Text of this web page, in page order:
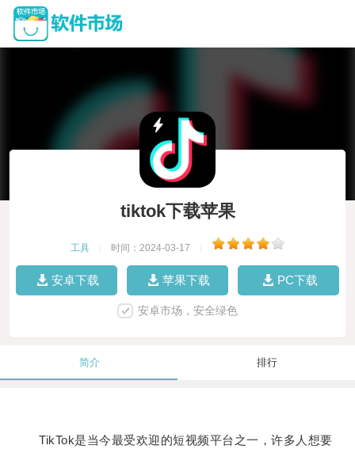
tiktok下载苹果
工具 时间：2024-03-17
安卓下载 苹果下载 PC下载
安卓市场，安全绿色
简介 排行
TikTok是当今最受欢迎的短视频平台之一，许多人想要